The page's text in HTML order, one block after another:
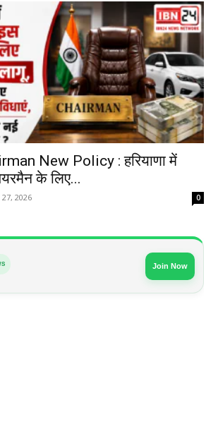
New Policy : हरियाणा में
के लिए...
27, 2026 0
Join Now